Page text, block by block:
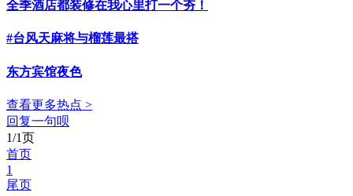
全季酒店都装修在我心里打一个夯！
#台风天麻将与榴莲最搭
东方宾馆夜色
查看更多热点 >
回复一句呗
1/1页
首页
1
尾页